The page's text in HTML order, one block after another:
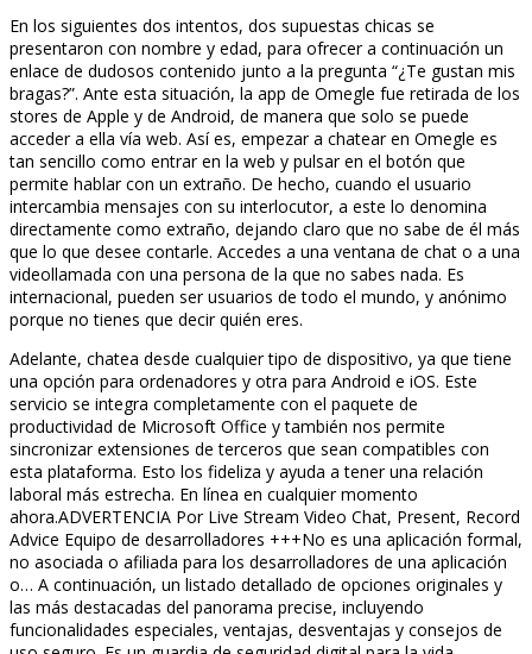
En los siguientes dos intentos, dos supuestas chicas se
presentaron con nombre y edad, para ofrecer a continuación un
enlace de dudosos contenido junto a la pregunta “¿Te gustan mis
bragas?”. Ante esta situación, la app de Omegle fue retirada de los
stores de Apple y de Android, de manera que solo se puede
acceder a ella vía web. Así es, empezar a chatear en Omegle es
tan sencillo como entrar en la web y pulsar en el botón que
permite hablar con un extraño. De hecho, cuando el usuario
intercambia mensajes con su interlocutor, a este lo denomina
directamente como extraño, dejando claro que no sabe de él más
que lo que desee contarle. Accedes a una ventana de chat o a una
videollamada con una persona de la que no sabes nada. Es
internacional, pueden ser usuarios de todo el mundo, y anónimo
porque no tienes que decir quién eres.
Adelante, chatea desde cualquier tipo de dispositivo, ya que tiene
una opción para ordenadores y otra para Android e iOS. Este
servicio se integra completamente con el paquete de
productividad de Microsoft Office y también nos permite
sincronizar extensiones de terceros que sean compatibles con
esta plataforma. Esto los fideliza y ayuda a tener una relación
laboral más estrecha. En línea en cualquier momento
ahora.ADVERTENCIA Por Live Stream Video Chat, Present, Record
Advice Equipo de desarrolladores +++No es una aplicación formal,
no asociada o afiliada para los desarrolladores de una aplicación
o… A continuación, un listado detallado de opciones originales y
las más destacadas del panorama precise, incluyendo
funcionalidades especiales, ventajas, desventajas y consejos de